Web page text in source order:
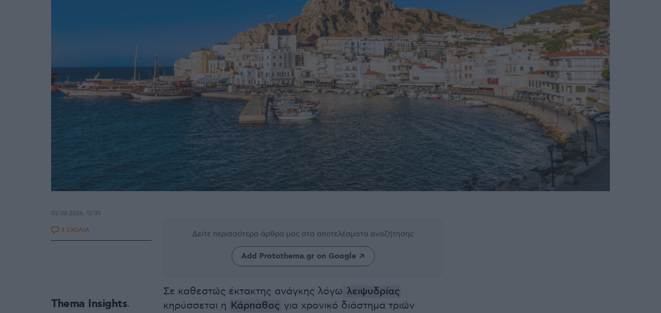
Δείτε περισσότερα άρθρα μας στα αποτελέσματα αναζήτησης
Add Protothema.gr on Google
Σε καθεστώς έκτακτης ανάγκης λόγω λειψυδρίας
κηρύσσεται η Κάρπαθος για χρονικό διάστημα τριών
02.06.2026, 12:35
3 ΣΧΟΛΙΑ
Thema Insights